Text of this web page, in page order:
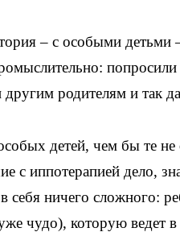
– с особыми детьми
другим родителям и так
детей, чем бы те
с иппотерапией дело,
себя ничего сложного:
чудо), которую ведет в